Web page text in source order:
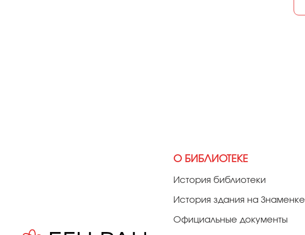
О БИБЛИОТЕКЕ
История библиотеки
История здания на Знаменке
Официальные документы